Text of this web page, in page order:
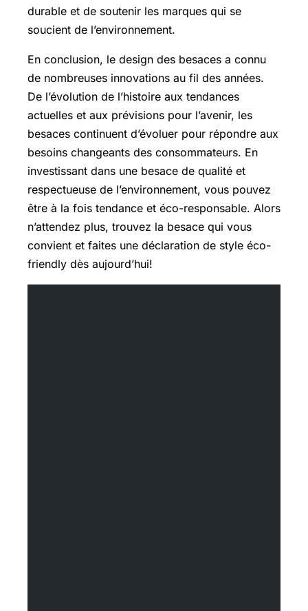
durable et de soutenir les marques qui se
soucient de l’environnement.
En conclusion, le design des besaces a connu
de nombreuses innovations au fil des années.
De l’évolution de l’histoire aux tendances
actuelles et aux prévisions pour l’avenir, les
besaces continuent d’évoluer pour répondre aux
besoins changeants des consommateurs. En
investissant dans une besace de qualité et
respectueuse de l’environnement, vous pouvez
être à la fois tendance et éco-responsable. Alors
n’attendez plus, trouvez la besace qui vous
convient et faites une déclaration de style éco-
friendly dès aujourd’hui!